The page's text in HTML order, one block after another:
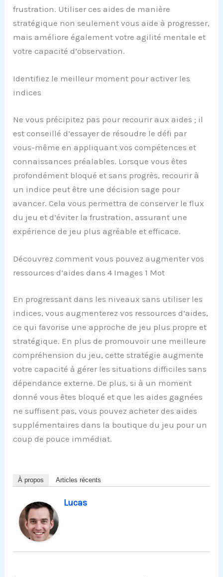
frustration. Utiliser ces aides de manière
stratégique non seulement vous aide à progresser,
mais améliore également votre agilité mentale et
votre capacité d’observation.
Identifiez le meilleur moment pour activer les
indices
Ne vous précipitez pas pour recourir aux aides ; il
est conseillé d’essayer de résoudre le défi par
vous-même en appliquant vos compétences et
connaissances préalables. Lorsque vous êtes
profondément bloqué et sans progrès, recourir à
un indice peut être une décision sage pour
avancer. Cela vous permettra de conserver le flux
du jeu et d’éviter la frustration, assurant une
expérience de jeu plus agréable et efficace.
Découvrez comment vous pouvez augmenter vos
ressources d’aides dans 4 Images 1 Mot
En progressant dans les niveaux sans utiliser les
indices, vous augmenterez vos ressources d’aides,
ce qui favorise une approche de jeu plus propre et
stratégique. En plus de promouvoir une meilleure
compréhension du jeu, cette stratégie augmente
votre capacité à gérer les situations difficiles sans
dépendance externe. De plus, si à un moment
donné vous êtes bloqué et que les aides gagnées
ne suffisent pas, vous pouvez acheter des aides
supplémentaires dans la boutique du jeu pour un
coup de pouce immédiat.
À propos Articles récents
Lucas